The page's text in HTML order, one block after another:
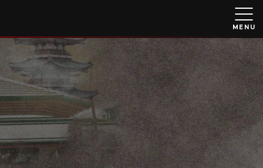
MENU